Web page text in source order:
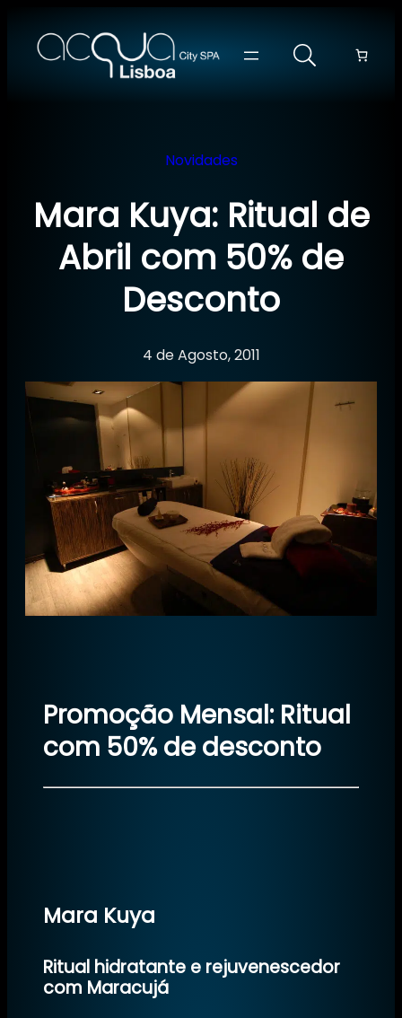
para
Novidades
Mara Kuya: Ritual de
Abril com 50% de
Desconto
4 de Agosto, 2011
Promoção Mensal: Ritual
com 50% de desconto
Mara Kuya
Ritual hidratante e rejuvenescedor
com Maracujá